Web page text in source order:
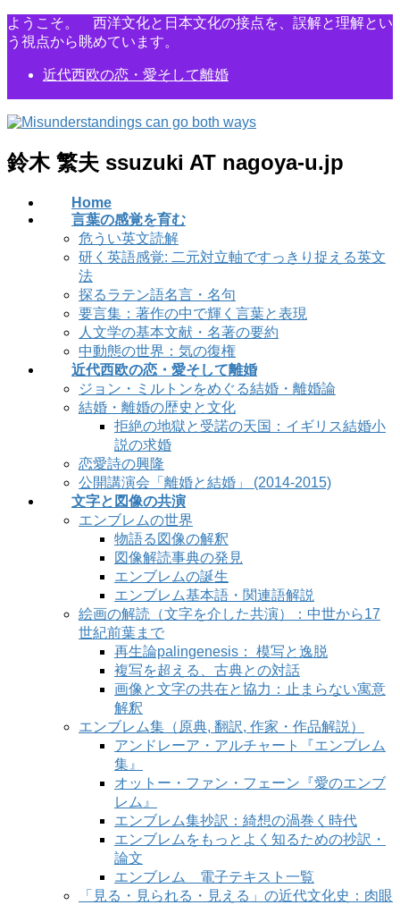
コ
ン
ツ
に
動
ナ
ビ
シ
ョ
に
移
ようこそ。 西洋文化と日本文化の接点を、誤解と理解とい
う視点から眺めています。
近代西欧の恋・愛そして離婚
鈴木 繁夫 ssuzuki AT nagoya-u.jp
Home
言葉の感覚を育む
危うい英文読解
研く英語感覚: 二元対立軸ですっきり捉える英文
法
探るラテン語名言・名句
要言集：著作の中で輝く言葉と表現
人文学の基本文献・名著の要約
中動態の世界：気の復権
近代西欧の恋・愛そして離婚
ジョン・ミルトンをめぐる結婚・離婚論
結婚・離婚の歴史と文化
拒絶の地獄と受諾の天国：イギリス結婚小
説の求婚
恋愛詩の興隆
公開講演会「離婚と結婚」 (2014-2015)
文字と図像の共演
エンブレムの世界
物語る図像の解釈
図像解読事典の発見
エンブレムの誕生
エンブレム基本語・関連語解説
絵画の解読（文字を介した共演）：中世から17
世紀前葉まで
再生論palingenesis： 模写と逸脱
複写を超える、古典との対話
画像と文字の共在と協力：止まらない寓意
解釈
エンブレム集（原典, 翻訳, 作家・作品解説）
アンドレーア・アルチャート『エンブレム
集』
オットー・ファン・フェーン『愛のエンブ
レム』
エンブレム集抄訳：綺想の渦巻く時代
エンブレムをもっとよく知るための抄訳・
論文
エンブレム 電子テキスト一覧
「見る・見られる・見える」の近代文化史：肉眼